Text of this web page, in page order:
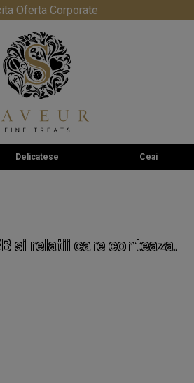
Oferta Corporate
Delicatese Ceai
si relatii care conteaza.